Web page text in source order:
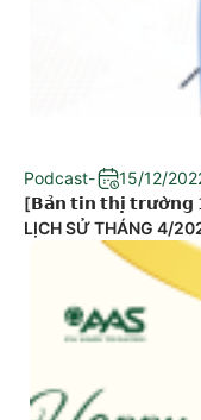
Podcast-
15/12/
[𝗕𝗮̉𝗻 𝘁𝗶𝗻 𝘁𝗵𝗶̣
LỊCH SỬ THÁNG 4/